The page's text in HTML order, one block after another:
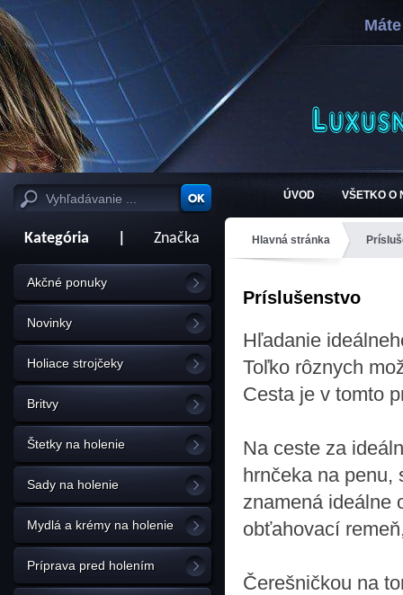
ÚVOD VŠETKO O
Kategória Značka
Akčné ponuky
Novinky
Holiace strojčeky
Britvy
Štetky na holenie
Sady na holenie
Mydlá a krémy na holenie
Príprava pred holením
Hlavná stránka
Príslušenstvo
Hľadanie
Toľko rôznych
Cesta je v tomto
Na ceste za
hrnčeka na penu,
znamená ideálne
obťahovací
Čerešničkou na